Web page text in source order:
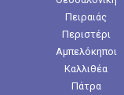
Πειραιάς
Περιστέρι
Αμπελόκηποι
Καλλιθέα
Πάτρα